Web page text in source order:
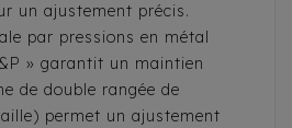
un ajustement précis.
par pressions en métal
» garantit un maintien
de double rangée de
permet un ajustement